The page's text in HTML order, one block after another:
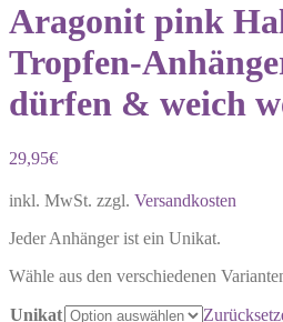
Aragonit pink
Tropfen-
dürfen & weich
29,95€
inkl. MwSt. zzgl. Versandkosten
Jeder Anhänger ist ein Unikat.
Wähle aus den verschiedenen
Unikat